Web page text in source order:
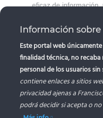
eficaz de
Unión
Plan de
Información sobre
Este portal web
finalidad técnica, no
personal de los usuarios
contiene enlaces a sitios
privacidad ajenas a
podrá decidir si acepta o